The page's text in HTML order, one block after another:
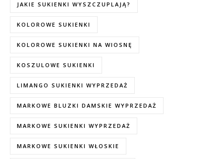
JAKIE SUKIENKI WYSZCZUPLAJĄ?
KOLOROWE SUKIENKI
KOLOROWE SUKIENKI NA WIOSNĘ
KOSZULOWE SUKIENKI
LIMANGO SUKIENKI WYPRZEDAŻ
MARKOWE BLUZKI DAMSKIE WYPRZEDAŻ
MARKOWE SUKIENKI WYPRZEDAŻ
MARKOWE SUKIENKI WŁOSKIE